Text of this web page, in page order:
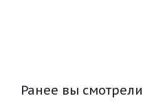
Ранее вы смотрели